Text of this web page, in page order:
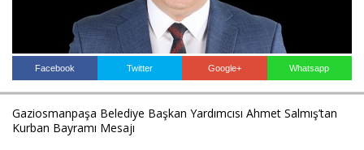
Facebook Twitter Google+ Whatsapp
Gaziosmanpaşa Belediye Başkan Yardımcısı Ahmet Salmış’tan
Kurban Bayramı Mesajı
İLETİŞİM